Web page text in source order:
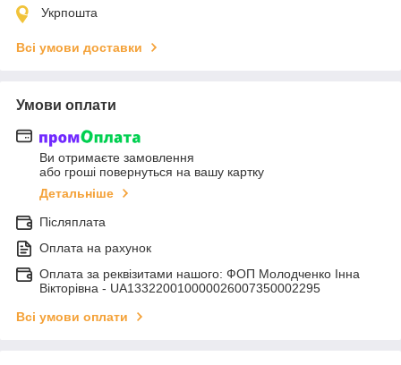
Укрпошта
Всі умови доставки
Умови оплати
Ви отримаєте замовлення
або гроші повернуться на вашу картку
Детальніше
Післяплата
Оплата на рахунок
Оплата за реквізитами нашого: ФОП Молодченко Інна
Вікторівна - UA133220010000026007350002295
Всі умови оплати